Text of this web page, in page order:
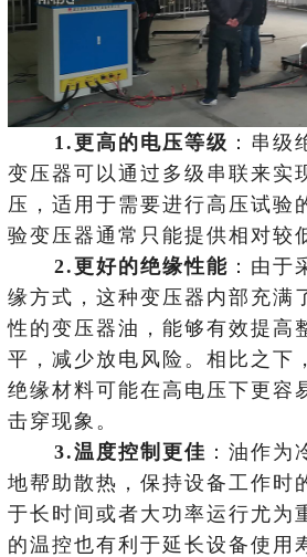
1.更高的电压等级 ：串级
变压器可以通过多级串联来实
压，适用于需要进行高压试验
验变压器通常只能提供相对较
2.更好的绝缘性能 ：由于
缘方式，这种变压器内部充满
性的变压器油，能够有效提高
平，减少放电风险。相比之下
绝缘材料可能在高电压下更容
击穿现象。
3.温度控制更佳 ：油作为
地帮助散热，保持设备工作时
于长时间或者大功率运行尤为
的温控也有利于延长设备使用